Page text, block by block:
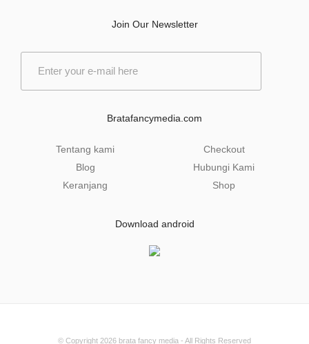
Join Our Newsletter
Bratafancymedia.com
Tentang kami
Blog
Keranjang
Checkout
Hubungi Kami
Shop
Download android
© Copyright 2026 brata fancy media - All Rights Reserved